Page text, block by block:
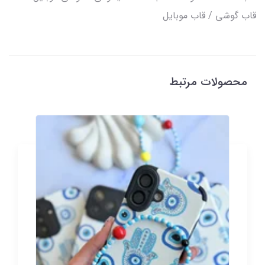
قاب گوشی / قاب موبایل
محصولات مرتبط